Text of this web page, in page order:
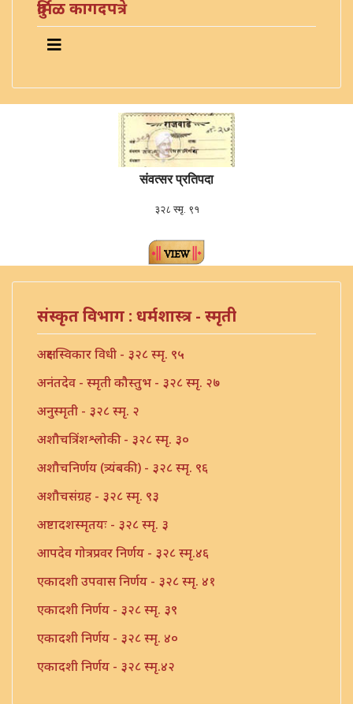
दुर्मिळ कागदपत्रे
संवत्सर प्रतिपदा
३२८ स्मृ. ९१
संस्कृत विभाग : धर्मशास्त्र - स्मृती
अक्षर स्विकार विधी - ३२८ स्मृ. ९५
अनंतदेव - स्मृती कौस्तुभ - ३२८ स्मृ. २७
अनुस्मृती - ३२८ स्मृ. २
अशौचत्रिंशश्लोकी - ३२८ स्मृ. ३०
अशौचनिर्णय (त्र्यंबकी) - ३२८ स्मृ. ९६
अशौचसंग्रह - ३२८ स्मृ. ९३
अष्टादशस्मृतयः - ३२८ स्मृ. ३
आपदेव गोत्रप्रवर निर्णय - ३२८ स्मृ.४६
एकादशी उपवास निर्णय - ३२८ स्मृ. ४१
एकादशी निर्णय - ३२८ स्मृ. ३९
एकादशी निर्णय - ३२८ स्मृ. ४०
एकादशी निर्णय - ३२८ स्मृ.४२